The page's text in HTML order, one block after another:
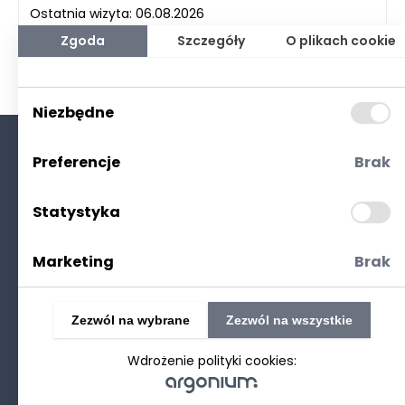
Ostatnia wizyta: 06.08.2026
Polityka prywatności
©2025 Realizacjastrony www: Technetium.pl
Zgoda Szczegóły O plikach cookie
Niezbędne
Preferencje Brak
Statystyka
Marketing Brak
Wdrożenie polityki cookies:
Zezwól na wybrane Zezwól na wszystkie